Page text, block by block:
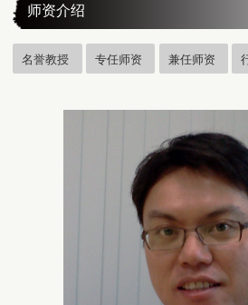
师资介绍
名誉教授 专任师资 兼任师资